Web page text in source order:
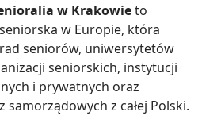
w Krakowieto
w Europie, która
seniorów, uniwersytetów
seniorskich, instytucji
i prywatnych oraz
samorządowych z całej Polski.